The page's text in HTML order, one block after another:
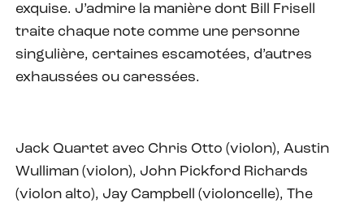
exquise. J’admire la manière dont Bill Frisell
traite chaque note comme une personne
singulière, certaines escamotées, d’autres
exhaussées ou caressées.
Jack Quartet avec Chris Otto (violon), Austin
Wulliman (violon), John Pickford Richards
(violon alto), Jay Campbell (violoncelle), The